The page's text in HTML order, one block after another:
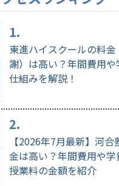
東進ハイスクールの料
謝）は高い？年間費用
仕組みを解説！
【2026年7月最新】河
金は高い？年間費用や
授業料の金額を紹介